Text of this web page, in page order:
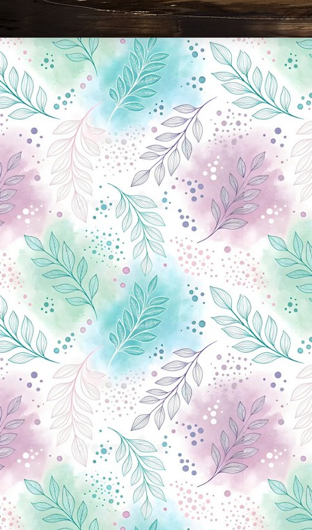
Новини Чернігова, Чернігівські новини, Чернігівський формат, новини Чернігова, події в Чернігові: політика, економіка, аналітика, культура, відеоновини, екологія, спортивний Чернігів, туризм, Чернігів